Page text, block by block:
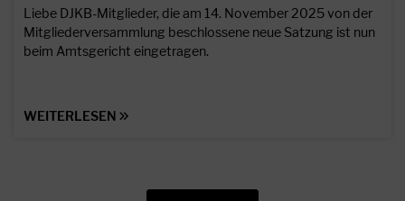
Liebe DJKB-Mitglieder, die am 14. November 2025 von der
Mitgliederversammlung beschlossene neue Satzung ist nun
beim Amtsgericht eingetragen.
WEITERLESEN